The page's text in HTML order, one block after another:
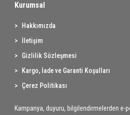
Kurumsal
Hakkımızda
İletişim
Gizlilik Sözleşmesi
Kargo, İade ve Garanti Koşulları
Çerez Politikası
Kampanya, duyuru, bilgilendirmelerden